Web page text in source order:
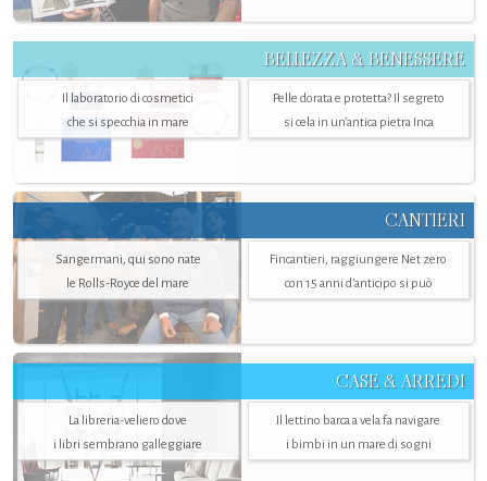
BELLEZZA & BENESSERE
Il laboratorio di cosmetici
che si specchia in mare
Pelle dorata e protetta? Il segreto
si cela in un’antica pietra Inca
CANTIERI
Sangermani, qui sono nate
le Rolls-Royce del mare
Fincantieri, raggiungere Net zero
con 15 anni d'anticipo si può
CASE & ARREDI
La libreria-veliero dove
i libri sembrano galleggiare
Il lettino barca a vela fa navigare
i bimbi in un mare di sogni